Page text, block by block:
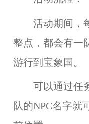
活动期间，每
整点，都会有一
游行到宝象国。
可以通过任务
队的NPC名字就